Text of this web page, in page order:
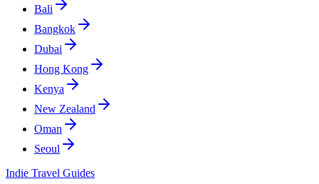
Bali
Bangkok
Dubai
Hong Kong
Kenya
New Zealand
Oman
Seoul
Indie Travel Guides